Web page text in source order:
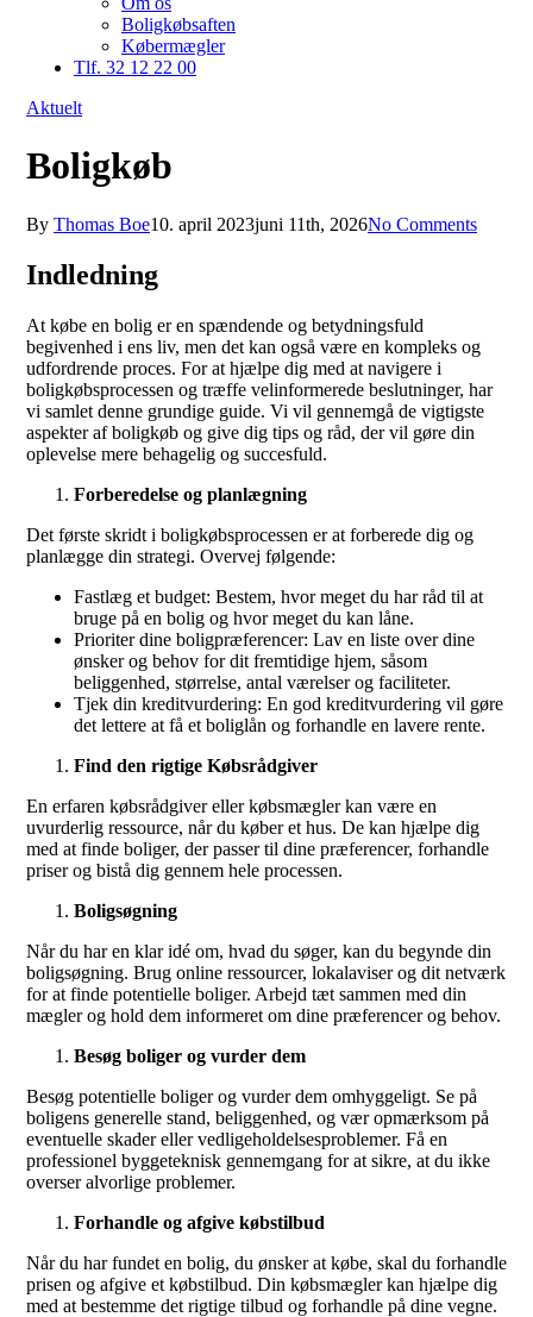
Boligkøbsaften
Købermægler
Tlf. 32 12 22 00
Aktuelt
Boligkøb
By Thomas Boe10. april 2023juni 11th, 2026No Comments
Indledning
At købe en bolig er en spændende og betydningsfuld
begivenhed i ens liv, men det kan også være en kompleks og
udfordrende proces. For at hjælpe dig med at navigere i
boligkøbsprocessen og træffe velinformerede beslutninger, har
vi samlet denne grundige guide. Vi vil gennemgå de vigtigste
aspekter af boligkøb og give dig tips og råd, der vil gøre din
oplevelse mere behagelig og succesfuld.
Forberedelse og planlægning
Det første skridt i boligkøbsprocessen er at forberede dig og
planlægge din strategi. Overvej følgende:
Fastlæg et budget: Bestem, hvor meget du har råd til at
bruge på en bolig og hvor meget du kan låne.
Prioriter dine boligpræferencer: Lav en liste over dine
ønsker og behov for dit fremtidige hjem, såsom
beliggenhed, størrelse, antal værelser og faciliteter.
Tjek din kreditvurdering: En god kreditvurdering vil gøre
det lettere at få et boliglån og forhandle en lavere rente.
Find den rigtige Købsrådgiver
En erfaren købsrådgiver eller købsmægler kan være en
uvurderlig ressource, når du køber et hus. De kan hjælpe dig
med at finde boliger, der passer til dine præferencer, forhandle
priser og bistå dig gennem hele processen.
Boligsøgning
Når du har en klar idé om, hvad du søger, kan du begynde din
boligsøgning. Brug online ressourcer, lokalaviser og dit netværk
for at finde potentielle boliger. Arbejd tæt sammen med din
mægler og hold dem informeret om dine præferencer og behov.
Besøg boliger og vurder dem
Besøg potentielle boliger og vurder dem omhyggeligt. Se på
boligens generelle stand, beliggenhed, og vær opmærksom på
eventuelle skader eller vedligeholdelsesproblemer. Få en
professionel byggeteknisk gennemgang for at sikre, at du ikke
overser alvorlige problemer.
Forhandle og afgive købstilbud
Når du har fundet en bolig, du ønsker at købe, skal du forhandle
prisen og afgive et købstilbud. Din købsmægler kan hjælpe dig
med at bestemme det rigtige tilbud og forhandle på dine vegne.